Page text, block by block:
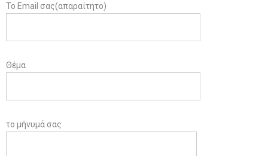
Το Email σας(απαραίτητο)
Θέμα
το μήνυμά σας